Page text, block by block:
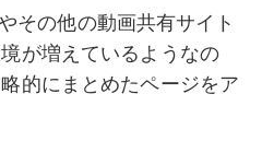
その他の動画共有サイト
が増えているようなの
的にまとめたページをア